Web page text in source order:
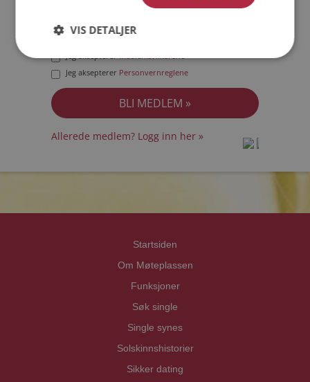
Jeg akseptererMedlemsvilkårene
Jeg aksepterer Personvernreglene
Allerede medlem? Logg inn her »
Startsiden
Om Møteplassen
Funksjoner
Søk single
Single synes
Solskinnshistorier
Sikker dating
VIS DETALJER